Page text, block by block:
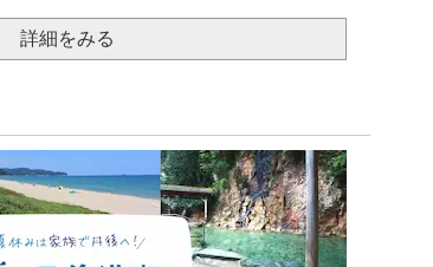
詳細をみる